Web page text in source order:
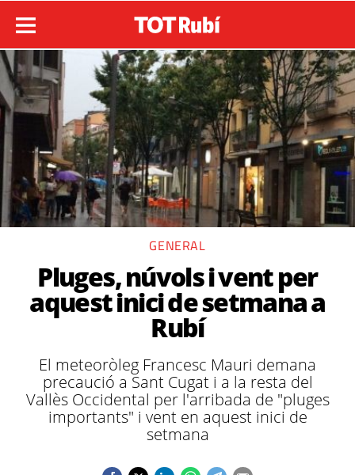
GENERAL
Pluges, núvols i vent per
aquest inici de setmana a
Rubí
El meteoròleg Francesc Mauri demana
precaució a Sant Cugat i a la resta del
Vallès Occidental per l'arribada de "pluges
importants" i vent en aquest inici de
setmana